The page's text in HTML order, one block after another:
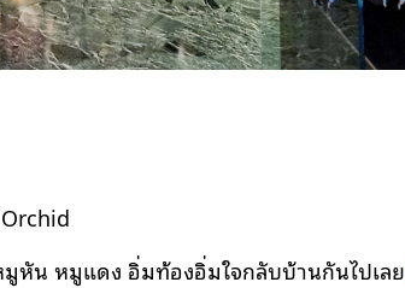
หัน หมูแดง อิ่มท้องอิ่มใจกลับบ้านกันไปเลย